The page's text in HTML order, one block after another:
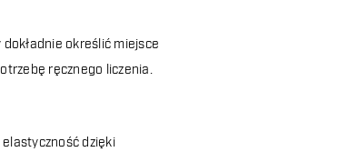
określić miejsce
ręcznego liczenia.
dzięki